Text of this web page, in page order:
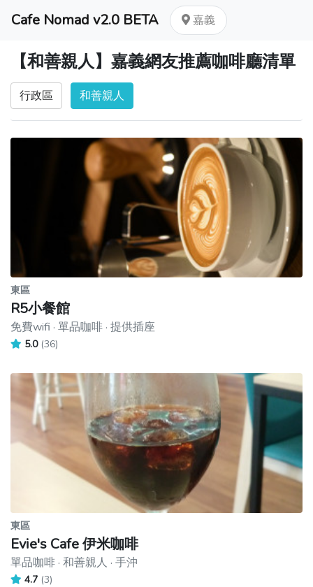
Cafe Nomad v2.0 BETA 嘉義
【和善親人】嘉義網友推薦咖啡廳清單
行政區 和善親人
東區
R5小餐館
免費wifi · 單品咖啡 · 提供插座
5.0 (36)
東區
Evie's Cafe 伊米咖啡
單品咖啡 · 和善親人 · 手沖
4.7 (3)